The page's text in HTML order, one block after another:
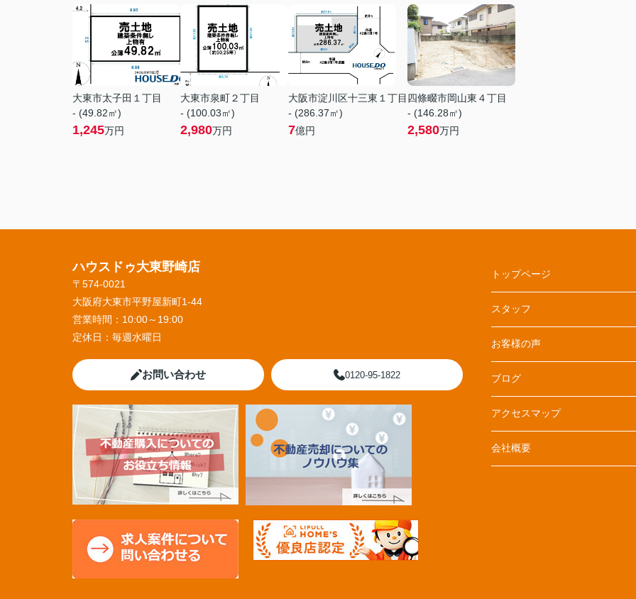
大東市太子田１丁目
- (49.82㎡)
1,245万円
大東市泉町２丁目
- (100.03㎡)
2,980万円
大阪市淀川区十三東１丁目
- (286.37㎡)
7億円
四條畷市岡山東４丁目
- (146.28㎡)
2,580万円
ハウスドゥ大東野崎店
〒574-0021
大阪府大東市平野屋新町1-44
営業時間： 10:00～19:00
定休日： 毎週水曜日
お問い合わせ 0120-95-1822
トップページ
スタッフ
お客様の声
ブログ
アクセスマップ
会社概要